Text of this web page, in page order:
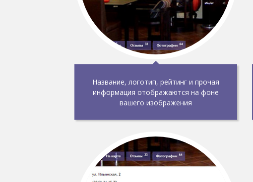
Название, логотип, рейтинг и прочая
информация отображаются на фоне
вашего изображения